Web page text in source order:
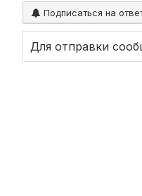
Подписаться на
Для отправки